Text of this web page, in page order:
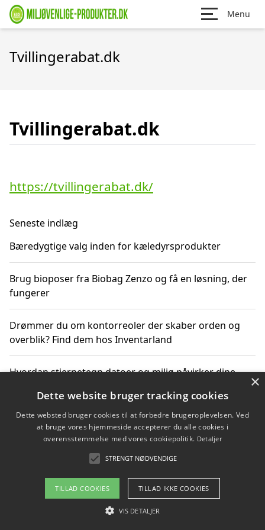
Menu
Tvillingerabat.dk
Tvillingerabat.dk
https://tvillingerabat.dk/
Seneste indlæg
Bæredygtige valg inden for kæledyrsprodukter
Brug bioposer fra Biobag Zenzo og få en løsning, der
fungerer
Drømmer du om kontorreoler der skaber orden og
overblik? Find dem hos Inventarland
Hvordan stjernetegn datoer og miljø påvirker dine
Bæredygtige gadgets til en grønnere hverdag
Om / kontakt
Blog Betingelser
×
Dette website bruger tracking cookies
Dette websted bruger cookies til at forbedre brugeroplevelsen. Ved
at bruge vores hjemmeside accepterer du alle cookies i
overensstemmelse med vores cookiepolitik. Detaljer
STRENGT NØDVENDIGE
TILLAD COOKIES TILLAD IKKE COOKIES
VIS DETALJER